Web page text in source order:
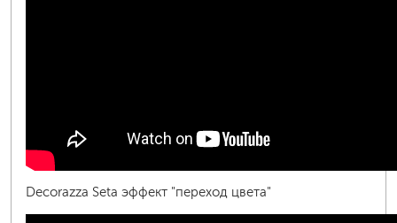
Decorazza Seta эффект "переход цвета"